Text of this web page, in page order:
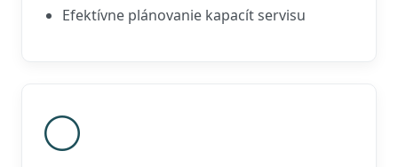
Efektívne plánovanie kapacít servisu